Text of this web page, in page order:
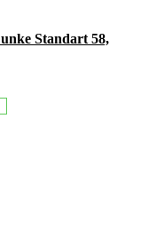
Standart 58,